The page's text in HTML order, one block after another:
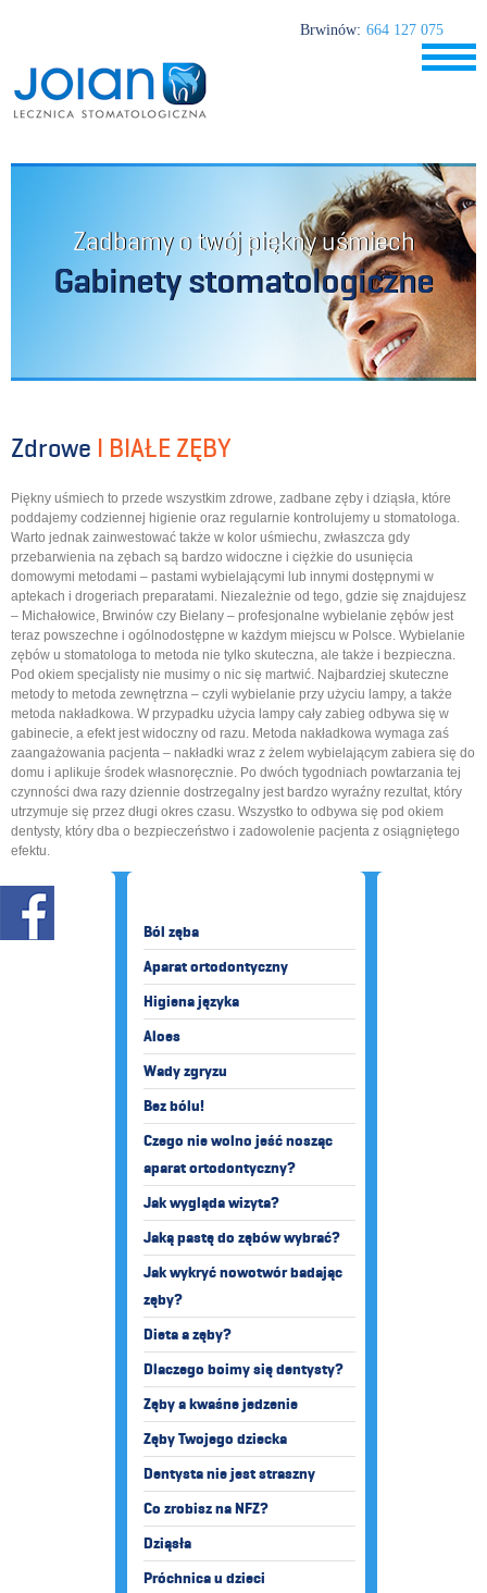
Brwinów: 664 127 075
Zadbamy o twój piękny uśmiech
Gabinety stomatologiczne
Zdrowe I BIAŁE ZĘBY
Piękny uśmiech to przede wszystkim zdrowe, zadbane zęby i dziąsła, które
poddajemy codziennej higienie oraz regularnie kontrolujemy u stomatologa.
Warto jednak zainwestować także w kolor uśmiechu, zwłaszcza gdy
przebarwienia na zębach są bardzo widoczne i ciężkie do usunięcia
domowymi metodami – pastami wybielającymi lub innymi dostępnymi w
aptekach i drogeriach preparatami. Niezależnie od tego, gdzie się znajdujesz
– Michałowice, Brwinów czy Bielany – profesjonalne wybielanie zębów jest
teraz powszechne i ogólnodostępne w każdym miejscu w Polsce. Wybielanie
zębów u stomatologa to metoda nie tylko skuteczna, ale także i bezpieczna.
Pod okiem specjalisty nie musimy o nic się martwić. Najbardziej skuteczne
metody to metoda zewnętrzna – czyli wybielanie przy użyciu lampy, a także
metoda nakładkowa. W przypadku użycia lampy cały zabieg odbywa się w
gabinecie, a efekt jest widoczny od razu. Metoda nakładkowa wymaga zaś
zaangażowania pacjenta – nakładki wraz z żelem wybielającym zabiera się do
domu i aplikuje środek własnoręcznie. Po dwóch tygodniach powtarzania tej
czynności dwa razy dziennie dostrzegalny jest bardzo wyraźny rezultat, który
utrzymuje się przez długi okres czasu. Wszystko to odbywa się pod okiem
dentysty, który dba o bezpieczeństwo i zadowolenie pacjenta z osiągniętego
efektu.
Ból zęba
Aparat ortodontyczny
Higiena języka
Aloes
Wady zgryzu
Bez bólu!
Czego nie wolno jeść nosząc
aparat ortodontyczny?
Jak wygląda wizyta?
Jaką pastę do zębów wybrać?
Jak wykryć nowotwór badając
zęby?
Dieta a zęby?
Dlaczego boimy się dentysty?
Zęby a kwaśne jedzenie
Zęby Twojego dziecka
Dentysta nie jest straszny
Co zrobisz na NFZ?
Dziąsła
Próchnica u dzieci